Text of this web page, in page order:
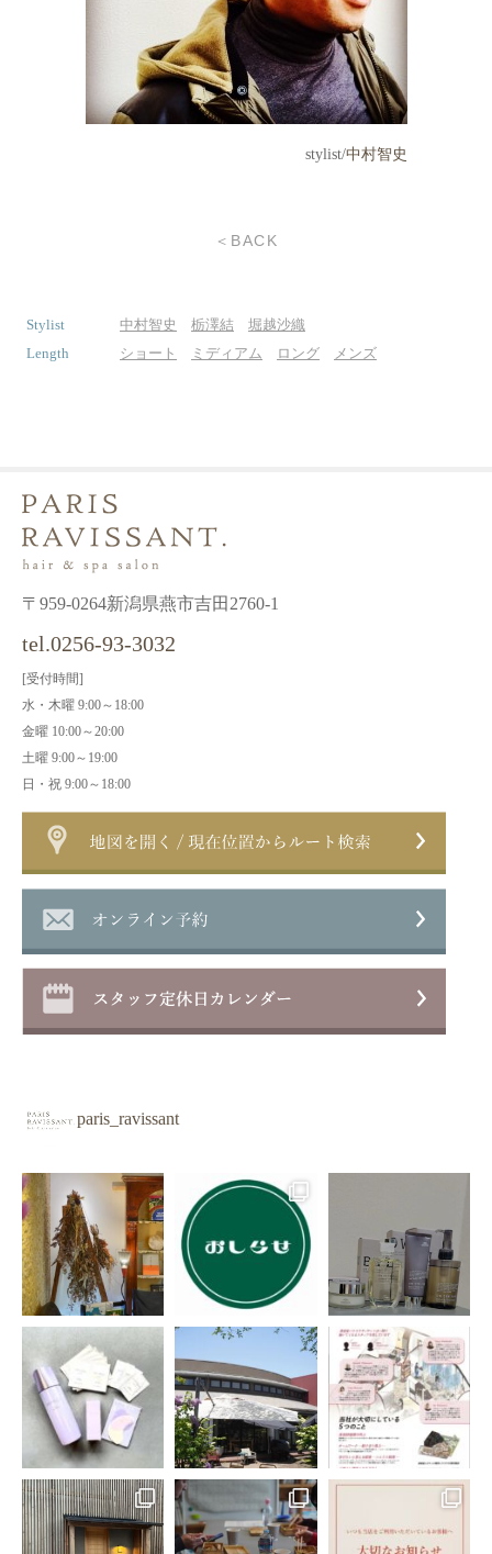
stylist/中村智史
＜BACK
Stylist 中村智史 栃澤結
堀越沙織
Length
ショート ミディアム ロング メンズ
〒959-0264新潟県燕市吉田2760-1
tel.0256-93-3032
[受付時間]
水・木曜 9:00～18:00
金曜 10:00～20:00
土曜 9:00～19:00
日・祝 9:00～18:00
paris_ravissant